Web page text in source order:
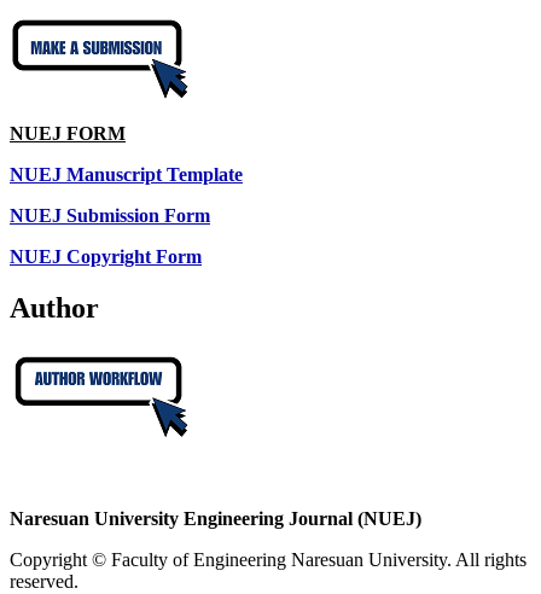
NUEJ FORM
NUEJ Manuscript Template
NUEJ Submission Form
NUEJ Copyright Form
Author
Naresuan University Engineering Journal (NUEJ)
Copyright © Faculty of Engineering Naresuan University. All rights
reserved.